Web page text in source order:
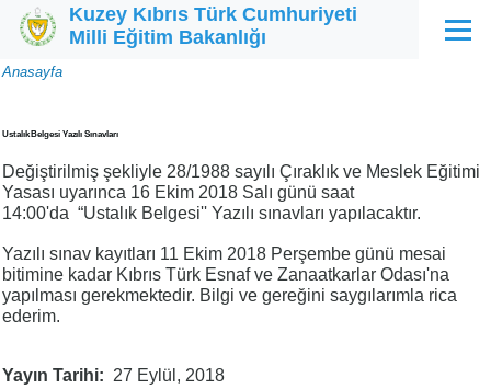
Ana içeriğe atla
Kuzey Kıbrıs Türk Cumhuriyeti
Milli Eğitim Bakanlığı
Menü
Sayfa
Anasayfa
Ustalık Belgesi Yazılı Sınavları
Değiştirilmiş şekliyle 28/1988 sayılı Çıraklık ve Meslek Eğitimi
Yasası uyarınca 16 Ekim 2018 Salı günü saat
14:00'da “Ustalık Belgesi'' Yazılı sınavları yapılacaktır.
Yazılı sınav kayıtları 11 Ekim 2018 Perşembe günü mesai
bitimine kadar Kıbrıs Türk Esnaf ve Zanaatkarlar Odası'na
yapılması gerekmektedir. Bilgi ve gereğini saygılarımla rica
ederim.
Yayın Tarihi 27 Eylül, 2018